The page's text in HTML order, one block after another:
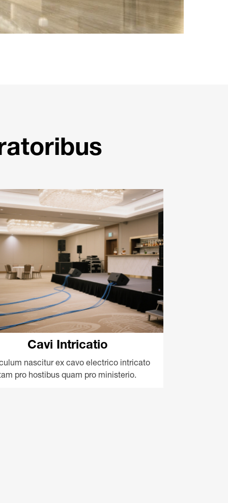
Cavi Intricatio
nascitur ex cavo electrico intricato
pro hostibus quam pro ministerio.